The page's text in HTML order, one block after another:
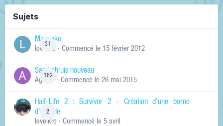
Sujets
31
Manneke
lowskill · Commencé le 15 février 2012
163
Salut ch'uis nouveau
Ag0Nie · Commencé le 26 mai 2015
2
Half-Life 2 : Survivor 2 - Création d'une borne
d'arcade
levelkro · Commencé le 5 avril